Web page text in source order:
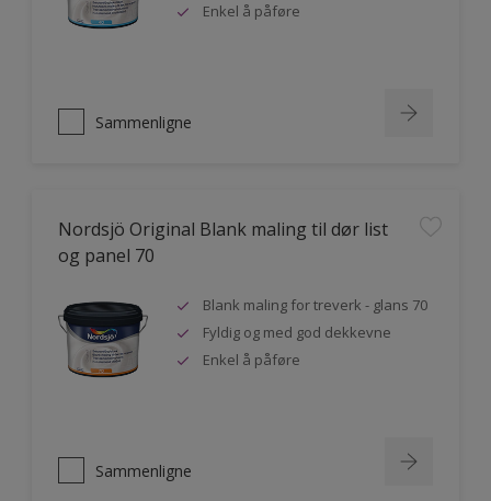
Enkel å påføre
Sammenligne
Nordsjö Original Blank maling til dør list
og panel 70
Blank maling for treverk - glans 70
Fyldig og med god dekkevne
Enkel å påføre
Sammenligne